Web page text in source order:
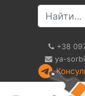
+38
ya-